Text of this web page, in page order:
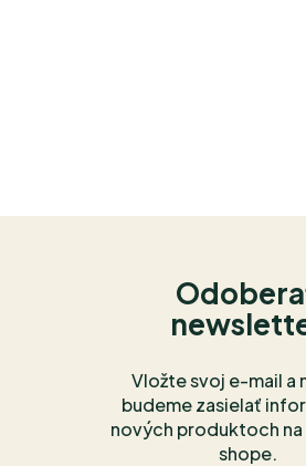
Vložte svoj e-mail a
budeme zasielať
nových produktoch na
shope.